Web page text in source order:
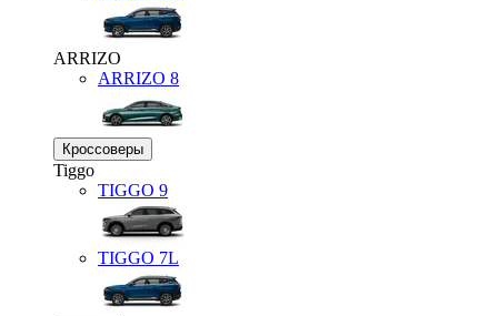
ARRIZO
ARRIZO 8
Кроссоверы
Tiggo
TIGGO 9
TIGGO 7L